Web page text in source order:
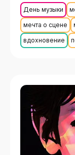
День музыки
мечта о сцене
вдохновение